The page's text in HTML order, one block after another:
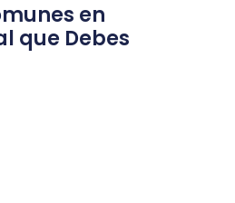
en
que Debes